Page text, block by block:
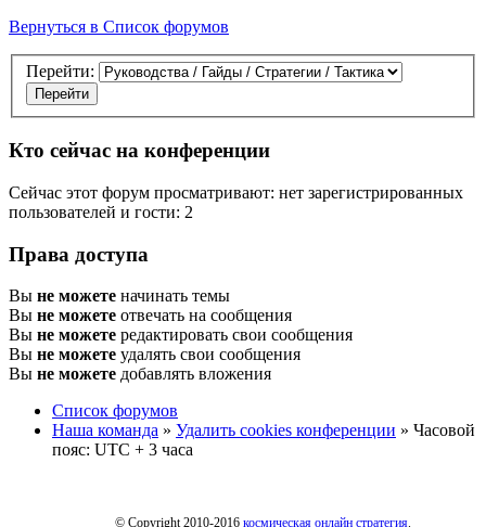
Вернуться в Список форумов
Перейти:
Кто сейчас на конференции
Сейчас этот форум просматривают: нет зарегистрированных
пользователей и гости: 2
Права доступа
Вы не можете начинать темы
Вы не можете отвечать на сообщения
Вы не можете редактировать свои сообщения
Вы не можете удалять свои сообщения
Вы не можете добавлять вложения
Список форумов
Наша команда » Удалить cookies конференции » Часовой
пояс: UTC + 3 часа
© Copyright 2010-2016 космическая онлайн стратегия.